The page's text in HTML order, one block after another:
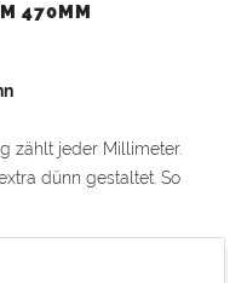
470MM
zählt jeder Millimeter.
dünn gestaltet. So
sicher fixieren.